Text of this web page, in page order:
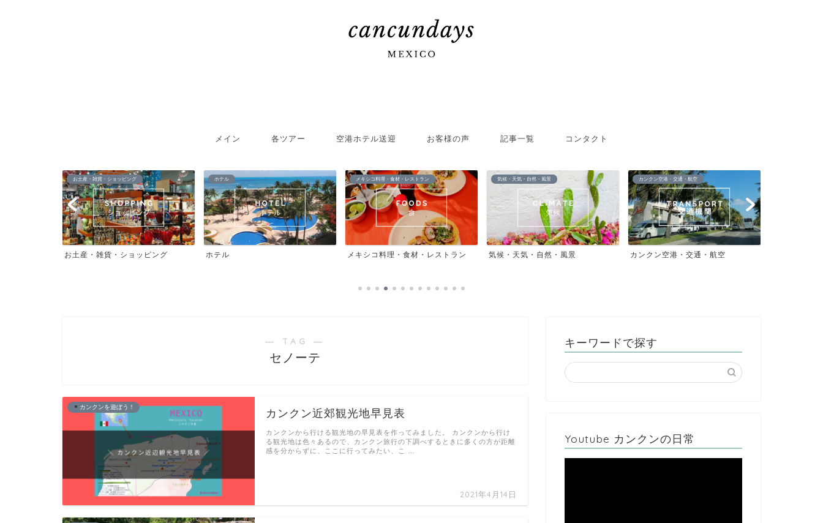
メイン 各ツアー 空港ホテル送迎 お客様の声 記事一覧 コンタクト
お土産・雑貨・ショッピング
お土産・雑貨・ショッピング
ホテル
ホテル
メキシコ料理・食材・レストラン
メキシコ料理・食材・レストラン
気候・天気・自然・風景
気候・天気・自然・風景
カンクン空港・交通・航空
カンクン空港・交通・航空
― TAG ―
セノーテ
カンクンを遊ぼう！
カンクン近郊観光地早見表
2021年4月14日
カンクンから行ける観光地の早見表を作ってみました。 カンクンから行け
る観光地は色々あるので、カンクン旅行の下調べするときに多くの方が距離
感を分からずに、ここに行ってみたい、こ …
キーワードで探す
Youtube カンクンの日常